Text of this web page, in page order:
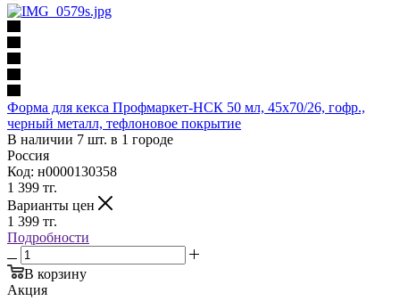
Форма для кекса Профмаркет-НСК 50 мл, 45х70/26, гофр.,
черный металл, тефлоновое покрытие
В наличии 7 шт. в 1 городе
Россия
Код: н0000130358
1 399 тг.
Варианты цен
1 399 тг.
Подробности
В корзину
Акция